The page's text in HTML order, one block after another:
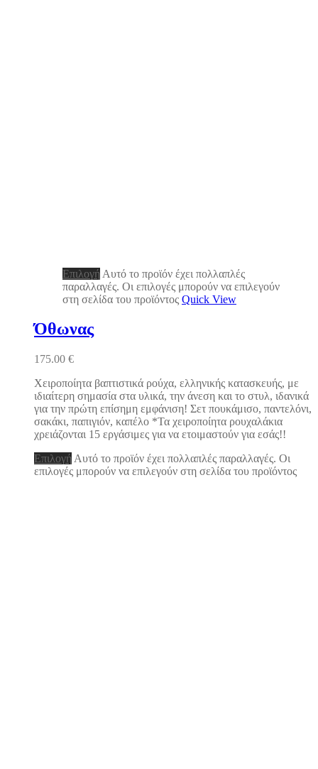
Επιλογή Αυτό το προϊόν έχει πολλαπλές
παραλλαγές. Οι επιλογές μπορούν να επιλεγούν
στη σελίδα του προϊόντος Quick View
Όθωνας
175.00 €
Χειροποίητα βαπτιστικά ρούχα, ελληνικής κατασκευής, με
ιδιαίτερη σημασία στα υλικά, την άνεση και το στυλ, ιδανικά
για την πρώτη επίσημη εμφάνιση! Σετ πουκάμισο, παντελόνι,
σακάκι, παπιγιόν, καπέλο *Τα χειροποίητα ρουχαλάκια
χρειάζονται 15 εργάσιμες για να ετοιμαστούν για εσάς!!
Επιλογή Αυτό το προϊόν έχει πολλαπλές παραλλαγές. Οι
επιλογές μπορούν να επιλεγούν στη σελίδα του προϊόντος